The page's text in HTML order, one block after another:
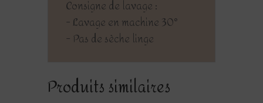
Consigne de lavage :
- Lavage en machine 30°
- Pas de sèche linge
Produits similaires